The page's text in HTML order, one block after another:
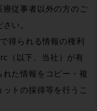
療従事者以外の方のご
い。
得られる情報の権利
（以下、当社）が有
れた情報をコピー・複
トの採得等を行うこ